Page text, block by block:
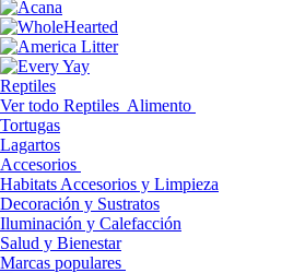
Reptiles
Ver todo Reptiles Alimento
Tortugas
Lagartos
Accesorios
Habitats Accesorios y Limpieza
Decoración y Sustratos
Iluminación y Calefacción
Salud y Bienestar
Marcas populares